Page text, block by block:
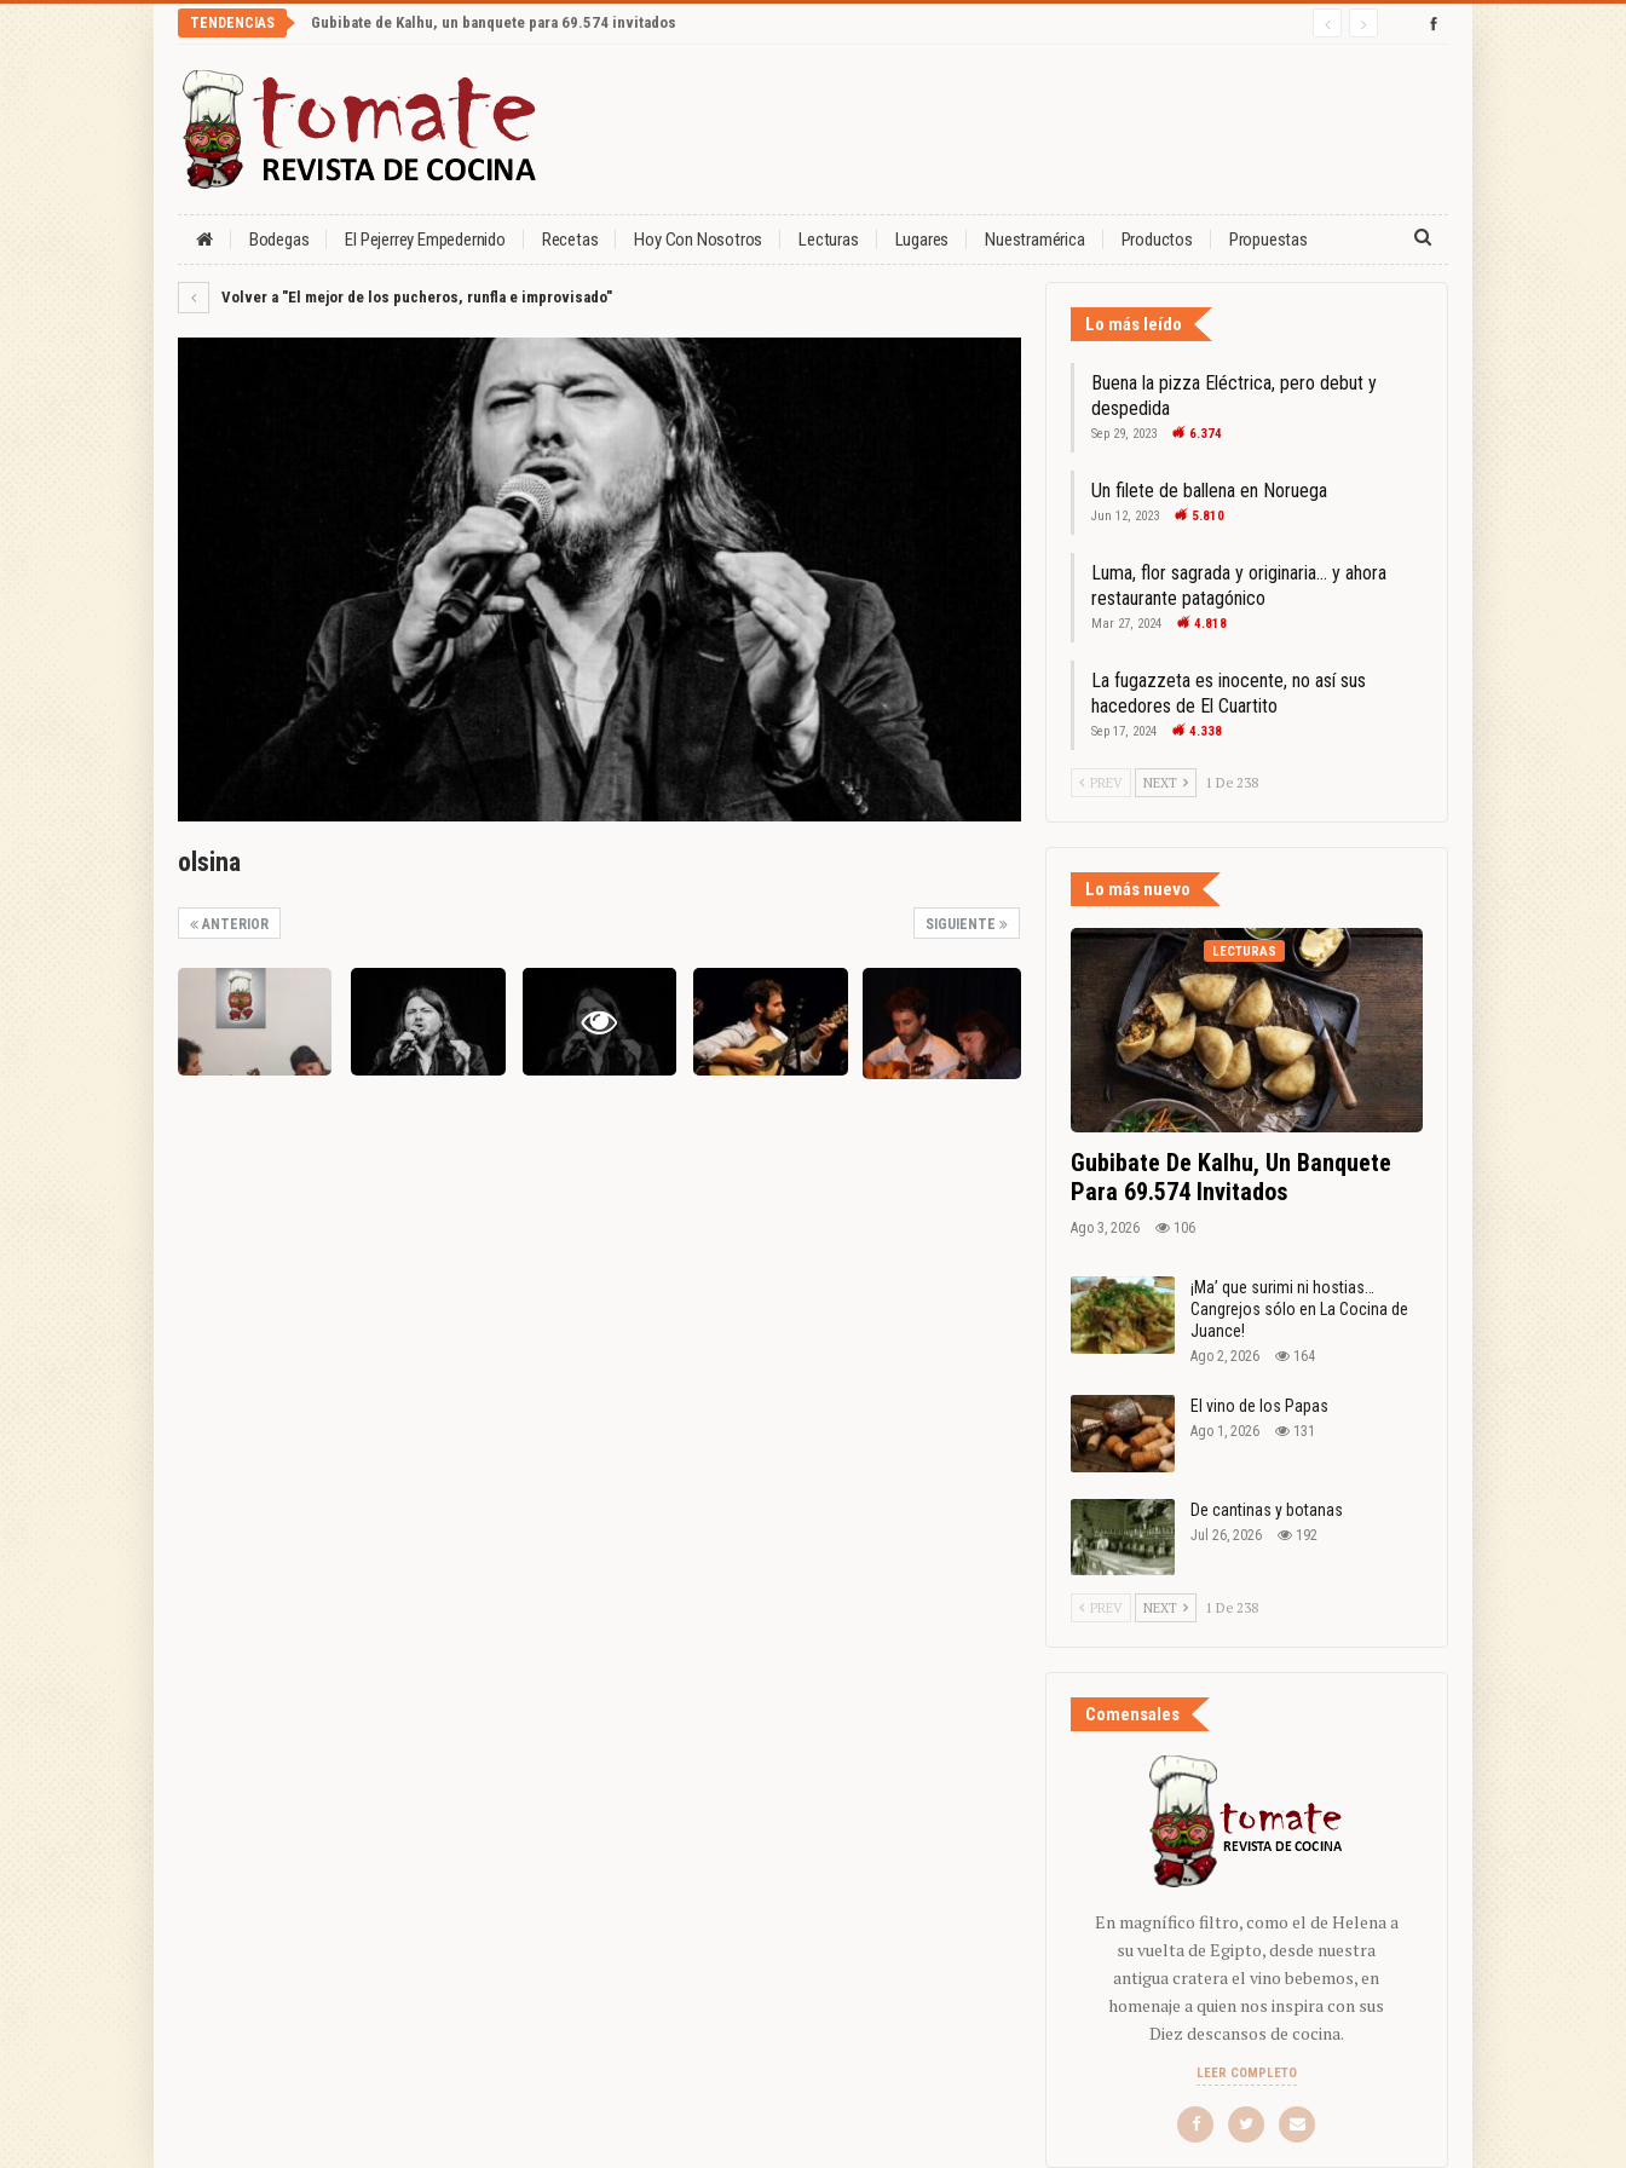
TENDENCIAS Gubibate de Kalhu, un banquete para 69.574 invitados
Bodegas El Pejerrey Empedernido Recetas Hoy Con Nosotros Lecturas Lugares Nuestramérica Productos Propuestas
Volver a "El mejor de los pucheros, runfla e improvisado"
olsina
SIGUIENTE
ANTERIOR
Lo más leído
Buena la pizza Eléctrica, pero debut y
despedida
Sep 29, 2023 6.374
Un filete de ballena en Noruega
Jun 12, 2023 5.810
Luma, flor sagrada y originaria… y ahora
restaurante patagónico
Mar 27, 2024 4.818
La fugazzeta es inocente, no así sus
hacedores de El Cuartito
Sep 17, 2024 4.338
PREV NEXT 1 De 238
Lo más nuevo
LECTURAS
Gubibate De Kalhu, Un Banquete
Para 69.574 Invitados
Ago 3, 2026 106
¡Ma’ que surimi ni hostias…
Cangrejos sólo en La Cocina de
Juance!
Ago 2, 2026 164
El vino de los Papas
Ago 1, 2026 131
De cantinas y botanas
Jul 26, 2026 192
PREV NEXT 1 De 238
Comensales
En magnífico filtro, como el de Helena a
su vuelta de Egipto, desde nuestra
antigua cratera el vino bebemos, en
homenaje a quien nos inspira con sus
Diez descansos de cocina.
LEER COMPLETO